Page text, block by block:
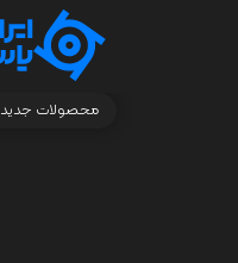
محصولات جدید